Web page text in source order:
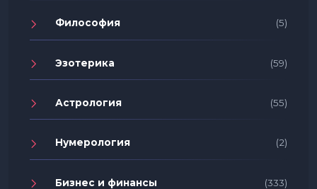
Философия (5)
Эзотерика (59)
Астрология (55)
Нумерология (2)
Бизнес и финансы (333)